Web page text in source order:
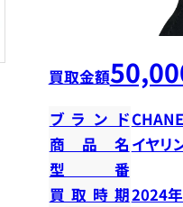
買取金額
ブランド
商品名 イヤ
型番
買取時期2024